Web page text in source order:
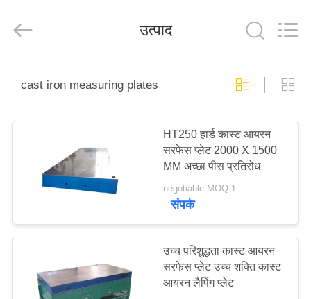
उत्पादों
भ्रमण
Trading
Co.,
Reserved.
उत्पाद
cast iron measuring plates
HT250 हार्ड कास्ट आयरन
सरफेस प्लेट 2000 X 1500
MM अच्छा पीस प्रतिरोध
negotiable MOQ:1
संपर्क
उच्च परिशुद्धता कास्ट आयरन
सरफेस प्लेट उच्च शक्ति कास्ट
आयरन लैपिंग प्लेट